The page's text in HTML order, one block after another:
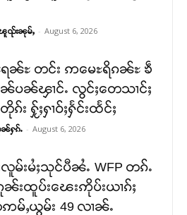
ၽူၺ်းၼုမ်ႇ - August 6, 2026
ၼ်ႊ တင်း ဢမေႊရိၵၼ်ႊ ၶဵ
ၼ်ပၼ်ၾၢင်ႉ လွင်ႈတေသၢင်ႈ
ၵ်း ႁႂ်ႈႁၢဝ်ႈႁႅင်းထႅင်ႈ
ႁၵ်ႉ - August 6, 2026
လူမ်းမႆႈသုင်ပီၼႆႉ WFP တၵ်ႉ
ၵူၼ်းထူပ်းၽေးဢိုပ်းယၢၵ်ႈ
မ်ႇယွမ်း 49 လၢၼ်ႉ